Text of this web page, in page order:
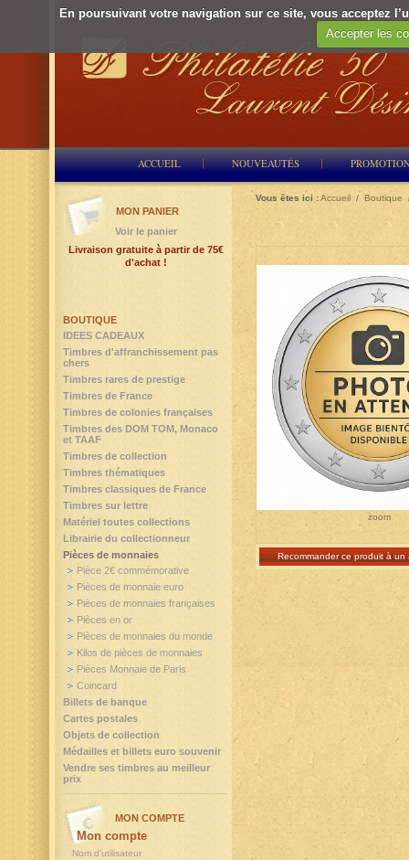
En poursuivant votre navigation sur ce site, vous acceptez
Accepter les
ACCUEIL NOUVEAUTÉS
Vous êtes ici :Accueil / Boutique
zoom
Recommander ce produit à un
BOUTIQUE
IDEES CADEAUX
Timbres d'affranchissement pas
chers
Timbres rares de prestige
Timbres de France
Timbres de colonies françaises
Timbres des DOM TOM, Monaco
et TAAF
Timbres de collection
Timbres thématiques
Timbres classiques de France
Timbres sur lettre
Matériel toutes collections
Librairie du collectionneur
Pièces de monnaies
Pièce 2€ commémorative
Pièces de monnaie euro
Pièces de monnaies françaises
Pièces en or
Pièces de monnaies du monde
Kilos de pièces de monnaies
Pièces Monnaie de Paris
Coincard
Billets de banque
Cartes postales
Objets de collection
Médailles et billets euro souvenir
Vendre ses timbres au meilleur
prix
MON PANIER
Voir le panier
Livraison gratuite à partir de 75€
d'achat !
MON COMPTE
Mon compte
Nom d'utilisateur